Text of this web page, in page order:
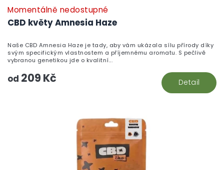
CBD květy Amnesia Haze
Momentálně nedostupné
od 209 Kč Detail
Naše CBD Amnesia Haze je tady, aby vám ukázala sílu přírody díky
svým specifickým vlastnostem a příjemnému aromatu. S pečlivě
vybranou genetikou jde o kvalitní...